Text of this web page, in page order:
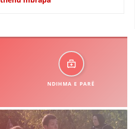
NDIHMA E PARË